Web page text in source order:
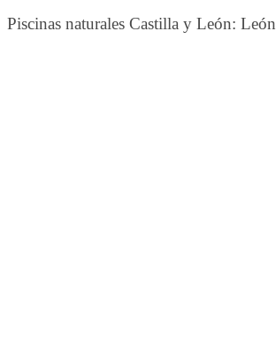
Piscinas naturales Castilla y León: León